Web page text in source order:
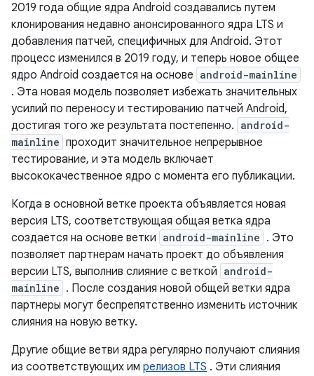
2019 года общие ядра Android создавались путем
клонирования недавно анонсированного ядра LTS и
добавления патчей, специфичных для Android. Этот
процесс изменился в 2019 году, и теперь новое общее
ядро ​​Android создается на основе android-mainline
. Эта новая модель позволяет избежать значительных
усилий по переносу и тестированию патчей Android,
достигая того же результата постепенно. android-
mainline проходит значительное непрерывное
тестирование, и эта модель включает
высококачественное ядро ​​с момента его публикации.
Когда в основной ветке проекта объявляется новая
версия LTS, соответствующая общая ветка ядра
создается на основе ветки android-mainline . Это
позволяет партнерам начать проект до объявления
версии LTS, выполнив слияние с веткой android-
mainline . После создания новой общей ветки ядра
партнеры могут беспрепятственно изменить источник
слияния на новую ветку.
Другие общие ветви ядра регулярно получают слияния
из соответствующих им релизов LTS . Эти слияния